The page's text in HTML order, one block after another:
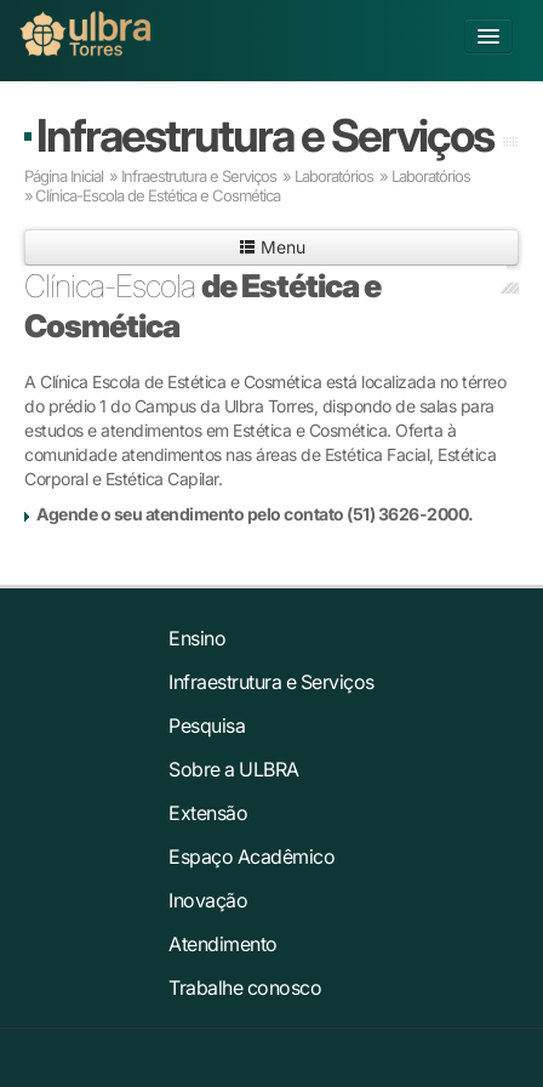
Buscar
Já sou Aluno
Matricule-se
Educação Básica
Graduação
Educação a Distância
Pesquisa
Extensão
Infraestrutura e Serviços
Inovação
Infraestrutura e Serviços
Página Inicial » Infraestrutura e Serviços » Laboratórios » Laboratórios
»Clínica-Escola de Estética e Cosmética
Menu
Clínica-Escolade Estética e
Cosmética
A Clínica Escola de Estética e Cosmética está localizada no térreo
do prédio 1 do Campus da Ulbra Torres, dispondo de salas para
estudos e atendimentos em Estética e Cosmética. Oferta à
comunidade atendimentos nas áreas de Estética Facial, Estética
Corporal e Estética Capilar.
Agende o seu atendimento pelo contato (51) 3626-2000.
Ensino
Infraestrutura e Serviços
Pesquisa
Sobre a ULBRA
Extensão
Espaço Acadêmico
Inovação
Atendimento
Trabalhe conosco